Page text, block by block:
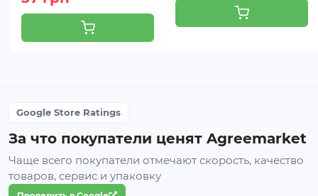
Google Store Ratings
За что покупатели ценят Agreemarket
Чаще всего покупатели отмечают скорость, качество
товаров, сервис и упаковку